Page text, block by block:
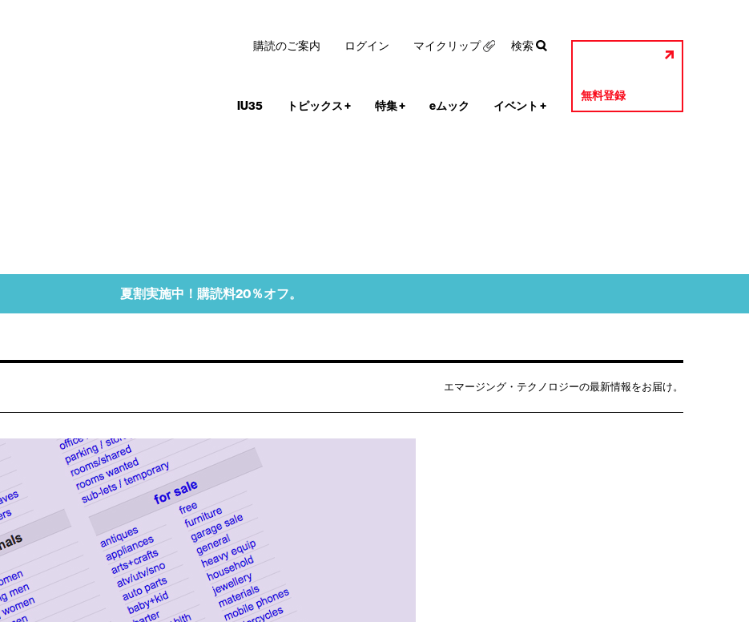
IU35 トピックス+ 特集+ eムック イベント +
無料登録
購読のご案内 ログイン マイクリップ 検索
夏割実施中！購読料20％オフ。
エマージング・テクノロジーの最新情報をお届け。